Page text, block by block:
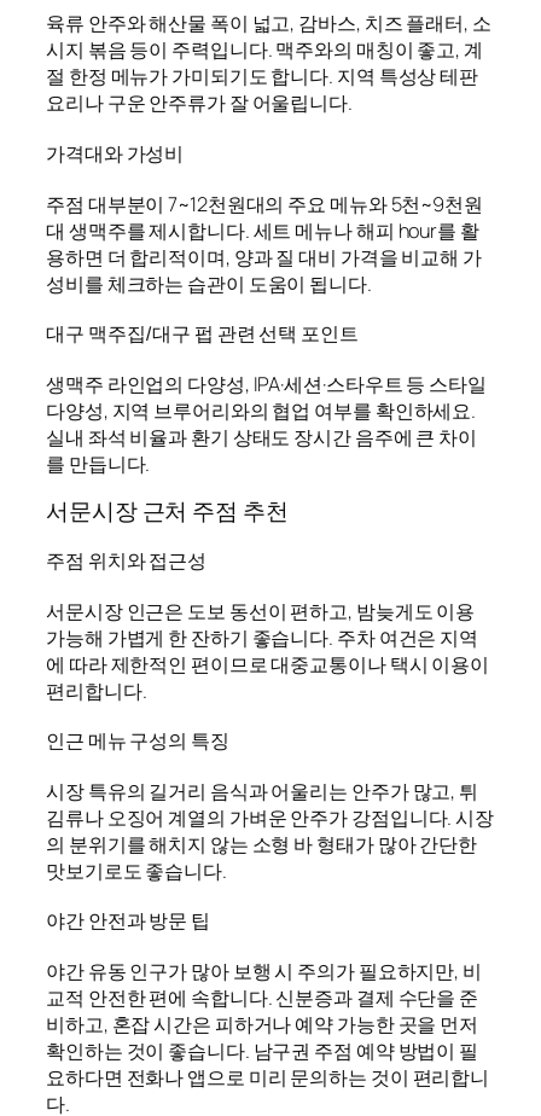
육류 안주와 해산물 폭이 넓고, 감바스, 치즈 플래터, 소
시지 볶음 등이 주력입니다. 맥주와의 매칭이 좋고, 계
절 한정 메뉴가 가미되기도 합니다. 지역 특성상 테판
요리나 구운 안주류가 잘 어울립니다.
가격대와 가성비
주점 대부분이 7~12천원대의 주요 메뉴와 5천~9천원
대 생맥주를 제시합니다. 세트 메뉴나 해피 hour를 활
용하면 더 합리적이며, 양과 질 대비 가격을 비교해 가
성비를 체크하는 습관이 도움이 됩니다.
대구 맥주집/대구 펍 관련 선택 포인트
생맥주 라인업의 다양성, IPA·세션·스타우트 등 스타일
다양성, 지역 브루어리와의 협업 여부를 확인하세요.
실내 좌석 비율과 환기 상태도 장시간 음주에 큰 차이
를 만듭니다.
서문시장 근처 주점 추천
주점 위치와 접근성
서문시장 인근은 도보 동선이 편하고, 밤늦게도 이용
가능해 가볍게 한 잔하기 좋습니다. 주차 여건은 지역
에 따라 제한적인 편이므로 대중교통이나 택시 이용이
편리합니다.
인근 메뉴 구성의 특징
시장 특유의 길거리 음식과 어울리는 안주가 많고, 튀
김류나 오징어 계열의 가벼운 안주가 강점입니다. 시장
의 분위기를 해치지 않는 소형 바 형태가 많아 간단한
맛보기로도 좋습니다.
야간 안전과 방문 팁
야간 유동 인구가 많아 보행 시 주의가 필요하지만, 비
교적 안전한 편에 속합니다. 신분증과 결제 수단을 준
비하고, 혼잡 시간은 피하거나 예약 가능한 곳을 먼저
확인하는 것이 좋습니다. 남구권 주점 예약 방법이 필
요하다면 전화나 앱으로 미리 문의하는 것이 편리합니
다.